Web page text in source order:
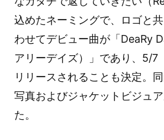
込めたネーミングで、ロゴと
わせてデビュー曲が「DeaRy
アリーデイズ）」であり、5/7
リリースされることも決定。
写真およびジャケットビジュ
た。